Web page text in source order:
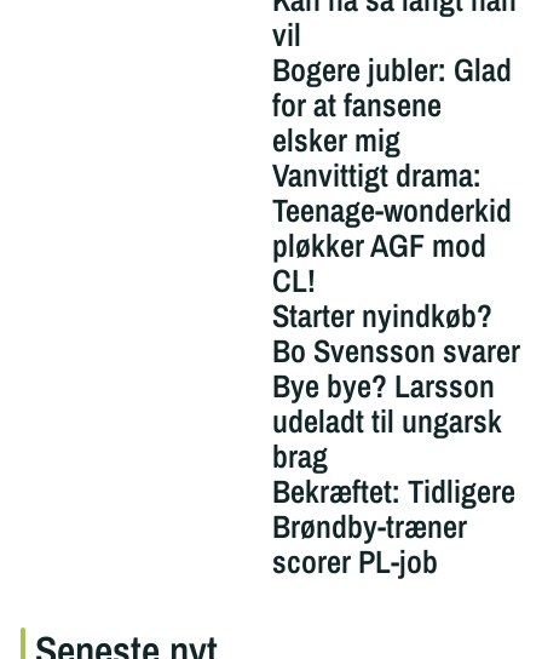
vil
Bogere jubler: Glad
for at fansene
elsker mig
Vanvittigt drama:
Teenage-wonderkid
pløkker AGF mod
CL!
Starter nyindkøb?
Bo Svensson svarer
Bye bye? Larsson
udeladt til ungarsk
brag
Bekræftet: Tidligere
Brøndby-træner
scorer PL-job